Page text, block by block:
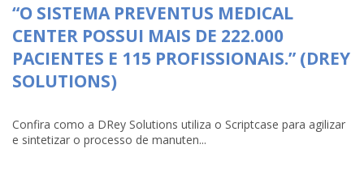
“O SISTEMA PREVENTUS MEDICAL
CENTER POSSUI MAIS DE 222.000
PACIENTES E 115 PROFISSIONAIS.” (DREY
SOLUTIONS)
Confira como a DRey Solutions utiliza o Scriptcase para agilizar
e sintetizar o processo de manuten...